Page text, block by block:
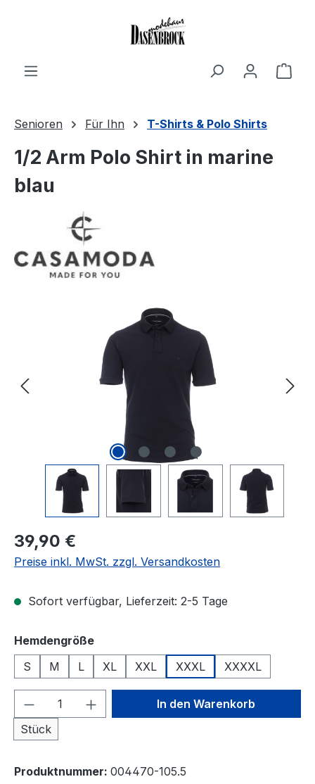
Senioren Für Ihn T-Shirts & Polo Shirts
1/2 Arm Polo Shirt in marine
blau
Bildergalerie überspringen
Regulärer Preis:
39,90 €
Preise inkl. MwSt. zzgl. Versandkosten
Sofort verfügbar, Lieferzeit: 2-5 Tage
Hemdengrößeauswählen
S
M L XL XXL XXXL XXXXL
Produkt Anzahl: Gib den
Stück
In den Warenkorb
Produktnummer: 004470-105.5